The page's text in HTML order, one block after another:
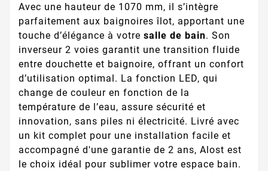
Avec une hauteur de 1070 mm, il s’intègre
parfaitement aux baignoires îlot, apportant une
touche d’élégance à votre salle de bain. Son
inverseur 2 voies garantit une transition fluide
entre douchette et baignoire, offrant un confort
d’utilisation optimal. La fonction LED, qui
change de couleur en fonction de la
température de l’eau, assure sécurité et
innovation, sans piles ni électricité. Livré avec
un kit complet pour une installation facile et
accompagné d'une garantie de 2 ans, Alost est
le choix idéal pour sublimer votre espace bain.